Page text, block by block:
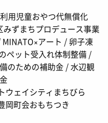
用児童おやつ代無償化
ずまちプロデュース事業
アート / 卵子凍
ペット受入れ体制整備 /
のための補助金 / 水辺観
ェイシティまちびら
岡町会おもちつき